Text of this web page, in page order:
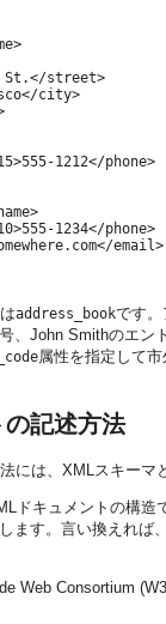
St.</street>
city>
1212</phone>
1234</phone>
email>
address_bookです。
、John Smithのエ
属性を指定して
記述方法
には、XMLスキーマ
ドキュメントの構
ます。言い換えれ
Web Consortium